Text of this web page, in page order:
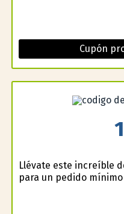
Cupón
Llévate este increíble
para un pedido mínimo